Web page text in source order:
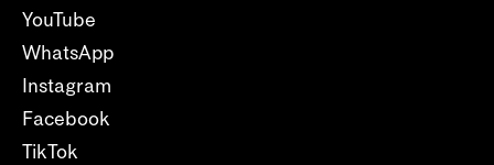
YouTube
WhatsApp
Instagram
Facebook
TikTok